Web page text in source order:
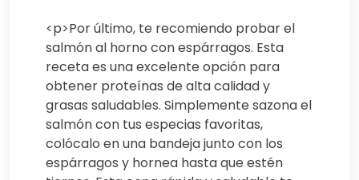
<p>Por último, te recomiendo probar el
salmón al horno con espárragos. Esta
receta es una excelente opción para
obtener proteínas de alta calidad y
grasas saludables. Simplemente sazona el
salmón con tus especias favoritas,
colócalo en una bandeja junto con los
espárragos y hornea hasta que estén